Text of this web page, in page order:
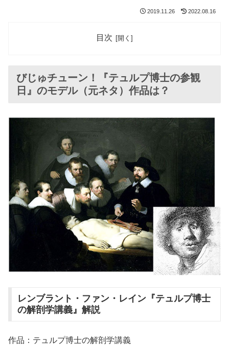
2019.11.26 2022.08.16
目次
びじゅチューン！『テュルプ博士の参観
日』のモデル（元ネタ）作品は？
レンブラント・ファン・レイン『テュルプ博士
の解剖学講義』解説
作品：テュルプ博士の解剖学講義